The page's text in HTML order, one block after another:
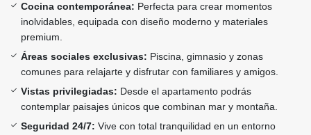
Cocina contemporánea: Perfecta para crear momentos
inolvidables, equipada con diseño moderno y materiales
premium.
Áreas sociales exclusivas: Piscina, gimnasio y zonas
comunes para relajarte y disfrutar con familiares y amigos.
Vistas privilegiadas: Desde el apartamento podrás
contemplar paisajes únicos que combinan mar y montaña.
Seguridad 24/7: Vive con total tranquilidad en un entorno